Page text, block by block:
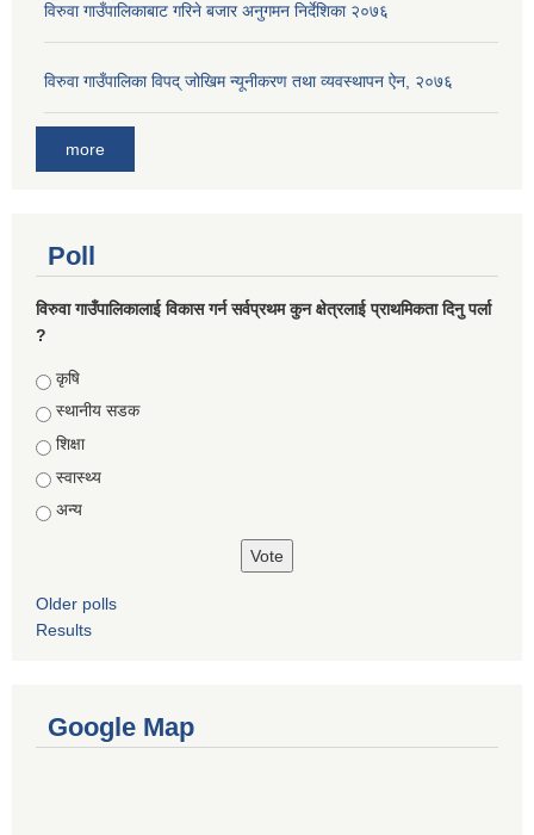
विरुवा गाउँपालिकाबाट गरिने बजार अनुगमन निर्देशिका २०७६
विरुवा गाउँपालिका विपद् जोखिम न्यूनीकरण तथा व्यवस्थापन ऐन, २०७६
more
Poll
विरुवा गाउँपालिकालाई विकास गर्न सर्वप्रथम कुन क्षेत्रलाई प्राथमिकता दिनु पर्ला
?
Choices
कृषि
स्थानीय सडक
शिक्षा
स्वास्थ्य
अन्य
Older polls
Results
Google Map